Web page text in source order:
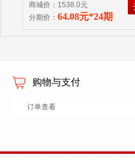
商城价：1538.0元
分期价： 64.08元*24期
购物与支付
订单查看